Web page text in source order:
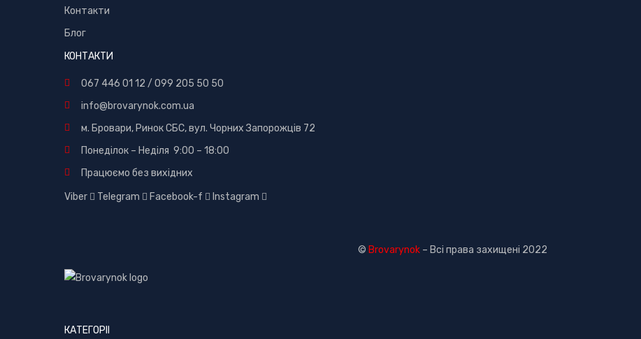
Контакти
Блог
КОНТАКТИ
067 446 01 12 / 099 205 50 50
info@brovarynok.com.ua
м. Бровари, Ринок СБС, вул. Чорних Запорожців 72
Понеділок – Неділя 9:00 – 18:00
Працюємо без вихідних
Viber
Telegram Facebook-f Instagram
© Brovarynok– Всі права захищені 2022
КАТЕГОРІІ